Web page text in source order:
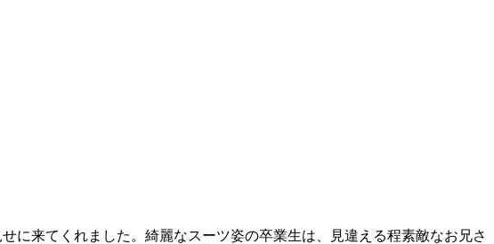
に来てくれました。綺麗なスーツ姿の卒業生は、見違える程素敵なお兄さ